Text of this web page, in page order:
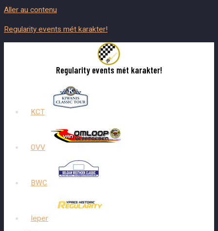
Aller au contenu
Regularity events mét karakter!
Regularity events mét karakter!
KCT
OVV
BWC
Ieper